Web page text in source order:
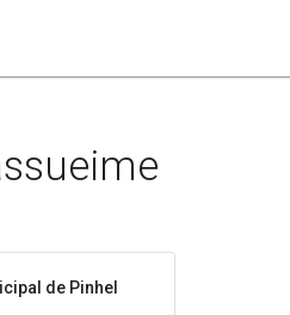
de Pinhel